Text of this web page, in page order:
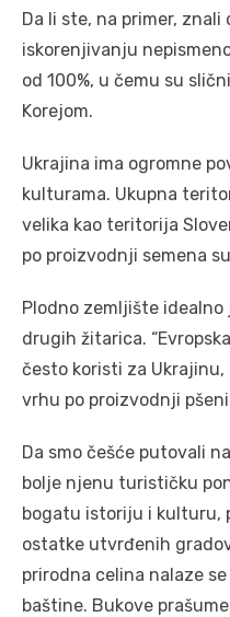
Da li ste, na primer,
iskorenjivanju
od 100%, u čemu su
Korejom.
Ukrajina ima ogromne
kulturama. Ukupna
velika kao teritorija
po proizvodnji semena
Plodno zemljište
drugih žitarica.
često koristi za
vrhu po proizvodnji
Da smo češće putovali
bolje njenu turističku
bogatu istoriju i kulturu,
ostatke utvrđenih
prirodna celina nalaze
baštine. Bukove